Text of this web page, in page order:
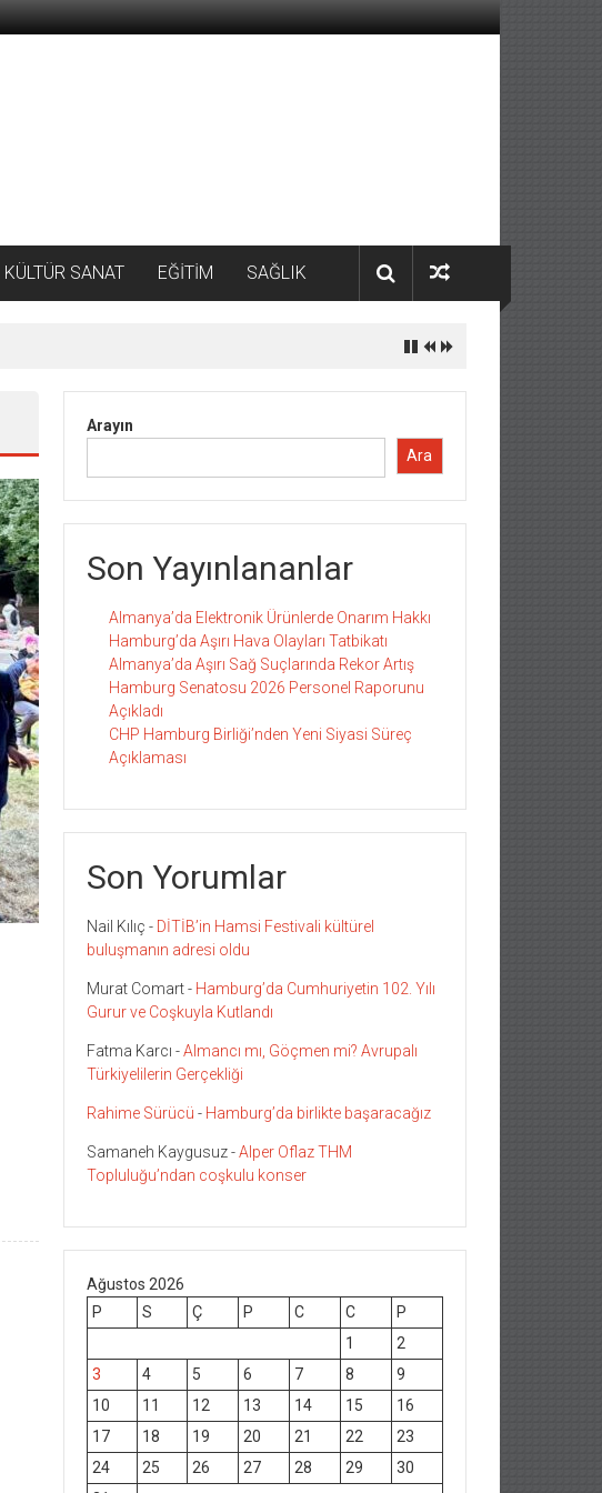
KÜLTÜR SANAT EĞİTİM SAĞLIK
Arayın
Ara
Son Yayınlananlar
Almanya’da Elektronik Ürünlerde Onarım Hakkı
Hamburg’da Aşırı Hava Olayları Tatbikatı
Almanya’da Aşırı Sağ Suçlarında Rekor Artış
Hamburg Senatosu 2026 Personel Raporunu
Açıkladı
CHP Hamburg Birliği’nden Yeni Siyasi Süreç
Açıklaması
Son Yorumlar
Nail Kılıç - DİTİB’in Hamsi Festivali kültürel
buluşmanın adresi oldu
Murat Comart- Hamburg’da Cumhuriyetin 102. Yılı
Gurur ve Coşkuyla Kutlandı
Fatma Karcı -Almancı mı, Göçmen mi? Avrupalı
Türkiyelilerin Gerçekliği
Rahime Sürücü - Hamburg’da birlikte başaracağız
Samaneh Kaygusuz-Alper Oflaz THM
Topluluğu’ndan coşkulu konser
Ağustos 2026
P
S Ç P C C
P
1
2
3
4 5 6 7 8
9
10
11 12 13 14 15
16
17
18 19 20 21 22
23
24
25 26 27 28 29
30